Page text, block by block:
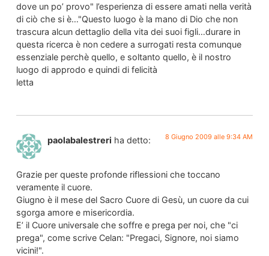
dove un po’ provo" l’esperienza di essere amati nella verità
di ciò che si è…"Questo luogo è la mano di Dio che non
trascura alcun dettaglio della vita dei suoi figli…durare in
questa ricerca è non cedere a surrogati resta comunque
essenziale perchè quello, e soltanto quello, è il nostro
luogo di approdo e quindi di felicità
letta
paolabalestreri ha detto: 8 Giugno 2009 alle 9:34 AM
Grazie per queste profonde riflessioni che toccano
veramente il cuore.
Giugno è il mese del Sacro Cuore di Gesù, un cuore da cui
sgorga amore e misericordia.
E’ il Cuore universale che soffre e prega per noi, che "ci
prega", come scrive Celan: "Pregaci, Signore, noi siamo
vicini!".